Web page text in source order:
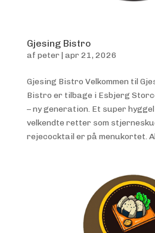
Gjesing Bistro
af peter | apr 21, 2026
Gjesing Bistro Velkommen til
Bistro er tilbage i Esbjerg
– ny generation. Et super
velkendte retter som
rejecocktail er på menukortet.